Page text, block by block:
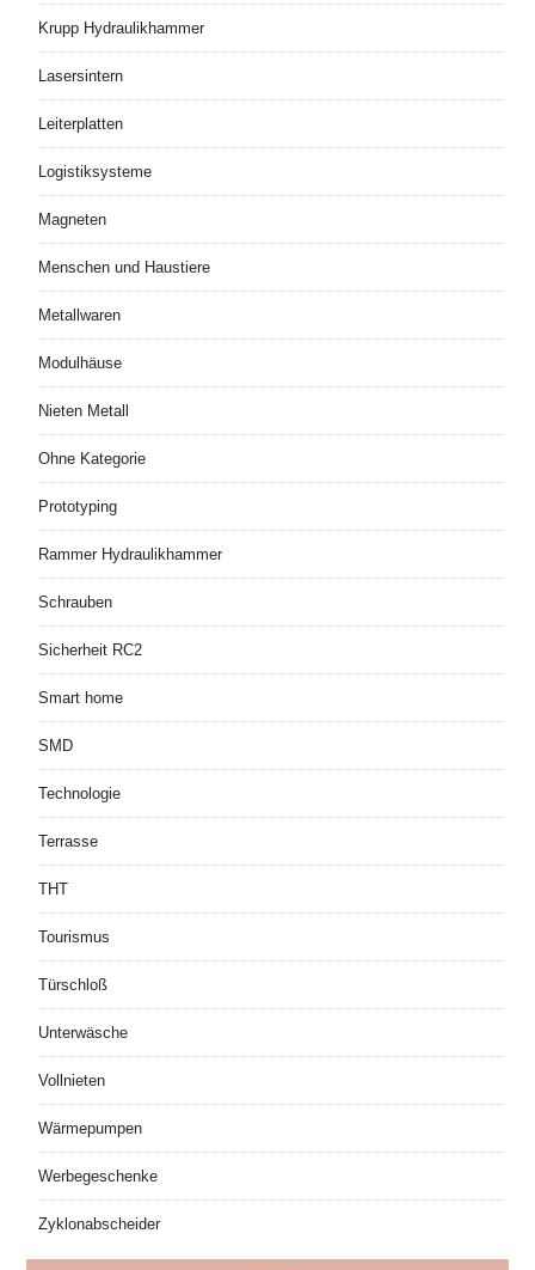
Krupp Hydraulikhammer
Lasersintern
Leiterplatten
Logistiksysteme
Magneten
Menschen und Haustiere
Metallwaren
Modulhäuse
Nieten Metall
Ohne Kategorie
Prototyping
Rammer Hydraulikhammer
Schrauben
Sicherheit RC2
Smart home
SMD
Technologie
Terrasse
THT
Tourismus
Türschloß
Unterwäsche
Vollnieten
Wärmepumpen
Werbegeschenke
Zyklonabscheider